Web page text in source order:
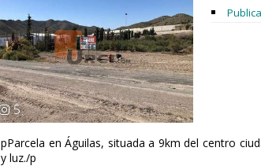
5
pParcela en Águilas, situada a 9km del centro
y luz./p